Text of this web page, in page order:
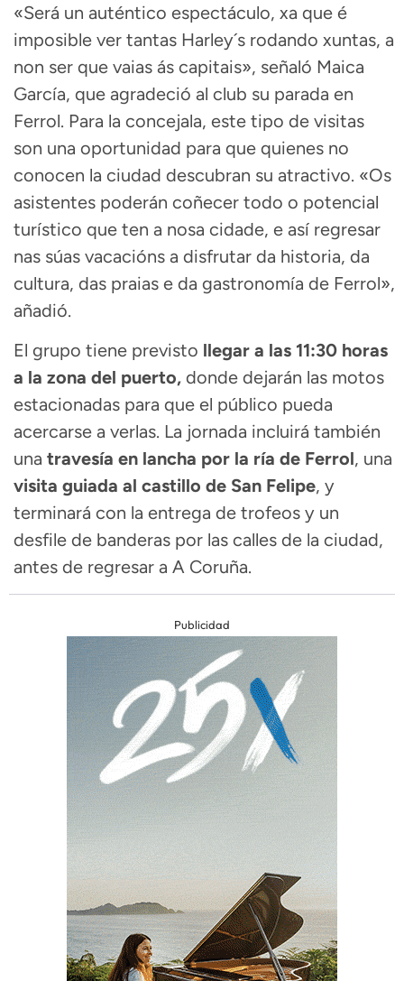
«Será un auténtico espectáculo, xa que é
imposible ver tantas Harley´s rodando xuntas, a
non ser que vaias ás capitais», señaló Maica
García, que agradeció al club su parada en
Ferrol. Para la concejala, este tipo de visitas
son una oportunidad para que quienes no
conocen la ciudad descubran su atractivo. «Os
asistentes poderán coñecer todo o potencial
turístico que ten a nosa cidade, e así regresar
nas súas vacacións a disfrutar da historia, da
cultura, das praias e da gastronomía de Ferrol»,
añadió.
El grupo tiene previsto llegar a las 11:30 horas
a la zona del puerto, donde dejarán las motos
estacionadas para que el público pueda
acercarse a verlas. La jornada incluirá también
una travesía en lancha por la ría de Ferrol, una
visita guiada al castillo de San Felipe, y
terminará con la entrega de trofeos y un
desfile de banderas por las calles de la ciudad,
antes de regresar a A Coruña.
Publicidad